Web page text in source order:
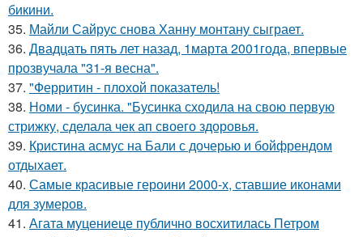
бикини.
35. Майли Сайрус снова Ханну монтану сыграет.
36. Двадцать пять лет назад, 1марта 2001года, впервые
прозвучала "31-я весна".
37. "Ферритин - плохой показатель!
38. Номи - бусинка. "Бусинка сходила на свою первую
стрижку, сделала чек ап своего здоровья.
39. Кристина асмус на Бали с дочерью и бойфрендом
отдыхает.
40. Самые красивые героини 2000-х, ставшие иконами
для зумеров.
41. Агата муцениеце публично восхитилась Петром